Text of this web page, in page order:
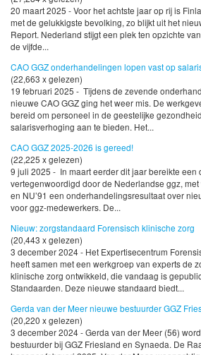
20 maart 2025 - Voor het achtste jaar op rij is
met de gelukkigste bevolking, zo blijkt uit het
Report. Nederland stijgt een plek ten opzichte
de vijfde...
CAO GGZ onderhandelingen lopen vast op
(22,663 x gelezen)
19 februari 2025 - Tijdens de zevende
nieuwe CAO GGZ ging het weer mis. De
bereid om personeel in de geestelijke
salarisverhoging aan te bieden. Het...
CAO GGZ 2025-2026 is gereed!
(22,225 x gelezen)
9 juli 2025 - In maart eerder dit jaar bereikte een
vertegenwoordigd door de Nederlandse ggz, met
en NU’91 een onderhandelingsresultaat over
voor ggz-medewerkers. De...
Nieuw: zorgstandaard Forensisch klinische zorg
(20,443 x gelezen)
3 december 2024 - Het Expertisecentrum
heeft samen met een werkgroep van experts de
klinische zorg ontwikkeld, die vandaag is
Standaarden. Deze nieuwe standaard biedt...
Gerda van der Meer nieuwe bestuurder GGZ
(20,220 x gelezen)
3 december 2024 - Gerda van der Meer (56)
bestuurder bij GGZ Friesland en Synaeda. De